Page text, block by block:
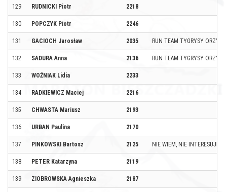
129 RUDNICKI Piotr 2218
130 POPCZYK Piotr 2246
131 GACIOCH Jarosław 2035 RUN TEAM TYGRYSY ORZYSZ
132 SADURA Anna 2136 RUN TEAM TYGRYSY ORZYSZ
133 WOŹNIAK Lidia 2233
134 RADKIEWICZ Maciej 2216
135 CHWASTA Mariusz 2193
136 URBAN Paulina 2170
137 PINKOWSKI Bartosz 2125 NIE WIEM, NIE INTERESUJE
138 PETER Katarzyna 2119
139 ZIOBROWSKA Agnieszka 2187